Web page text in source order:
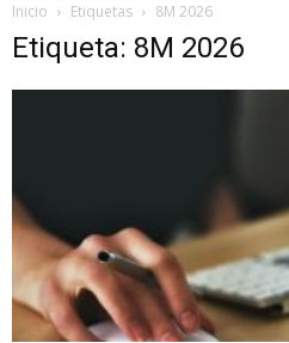
Inicio Etiquetas 8M 2026
Etiqueta: 8M 2026